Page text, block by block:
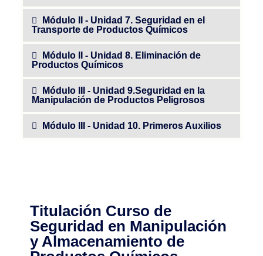
Módulo II - Unidad 7. Seguridad en el
Transporte de Productos Químicos
Módulo II - Unidad 8. Eliminación de
Productos Químicos
Módulo III - Unidad 9.Seguridad en la
Manipulación de Productos Peligrosos
Módulo III - Unidad 10. Primeros Auxilios
Titulación Curso de
Seguridad en Manipulación
y Almacenamiento de